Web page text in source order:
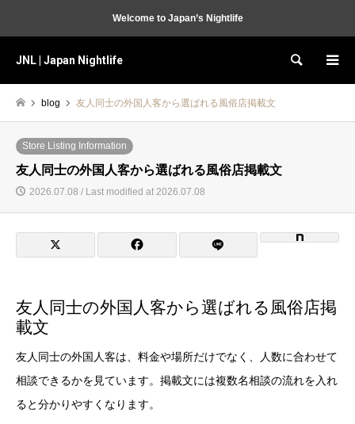
Welcome to Japan’s Nightlife
JNL | Japan Nightlife Search
blog 友人同士の外国人客から選ばれる風俗店掲載文
Store Listing Information
友人同士の外国人客から選ばれる風俗店掲載文
2026.07.08 / Last modified at 2026.07.08
友人同士の外国人客から選ばれる風俗店掲
載文
友人同士の外国人客は、料金や場所だけでなく、人数に合わせて
相談できるかを見ています。掲載文には複数名相談の流れを入れ
ると分かりやすくなります。